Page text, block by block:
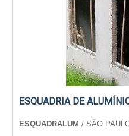
ESQUADRIA DE
ESQUADRALUM / SÃO